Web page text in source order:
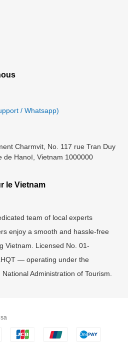
/ Whatsapp)
Charmvit, No. 117 rue Tran Duy
de Hanoï, Vietnam 1000000
le Vietnam
team of local experts
enjoy a smooth and hassle-free
Vietnam. Licensed No. 01-
— operating under the
Administration of Tourism.